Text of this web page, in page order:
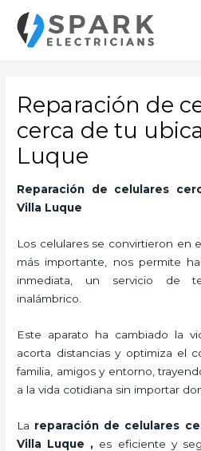
contenido
Reparación de
cerca de tu
Luque
Reparación de celulares
Villa Luque
Los celulares se convirtieron en
más importante, nos permite
inmediata, un servicio de
inalámbrico.
Este aparato ha cambiado la
acorta distancias y optimiza el
familia, amigos y entorno,
a la vida cotidiana sin importar
La reparación de celulares
Villa Luque , es eficiente y